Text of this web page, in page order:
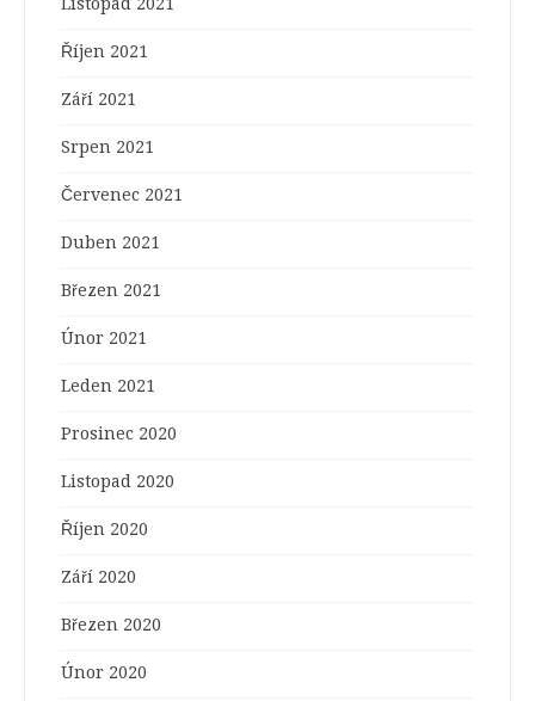
Říjen 2021
Září 2021
Srpen 2021
Červenec 2021
Duben 2021
Březen 2021
Únor 2021
Leden 2021
Prosinec 2020
Listopad 2020
Říjen 2020
Září 2020
Březen 2020
Únor 2020